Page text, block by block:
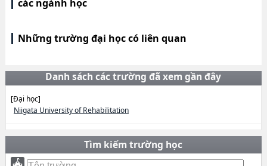
các ngành học
Những trường đại học có liên quan
Danh sách các trường đã xem gần đây
[Đại học]
Niigata University of Rehabilitation
Tìm kiếm trường học